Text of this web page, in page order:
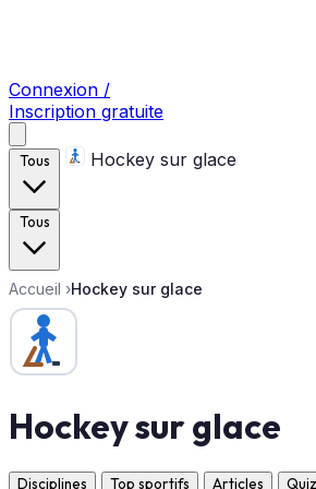
Connexion /
Inscription gratuite
Tous Hockey sur glace
Tous
Accueil ›Hockey sur glace
Hockey sur glace
Disciplines Top sportifs Articles Quiz